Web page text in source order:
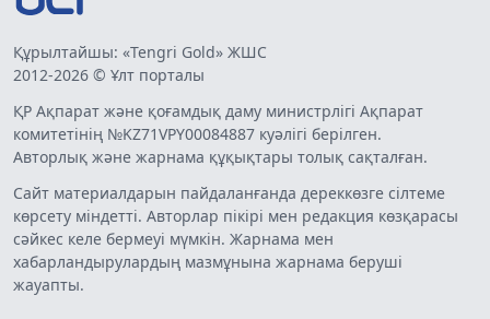
Құрылтайшы: «Tengri Gold» ЖШС
2012-2026 © Ұлт порталы
ҚР Ақпарат және қоғамдық даму министрлігі Ақпарат
комитетінің №KZ71VPY00084887 куәлігі берілген.
Авторлық және жарнама құқықтары толық сақталған.
Сайт материалдарын пайдаланғанда дереккөзге сілтеме
көрсету міндетті. Авторлар пікірі мен редакция көзқарасы
сәйкес келе бермеуі мүмкін. Жарнама мен
хабарландырулардың мазмұнына жарнама беруші
жауапты.